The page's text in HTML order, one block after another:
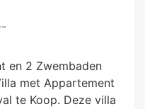
en 2 Zwembaden
met Appartement
te Koop. Deze villa